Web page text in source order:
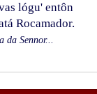
lógu' entôn
Rocamador.
da Sennor...